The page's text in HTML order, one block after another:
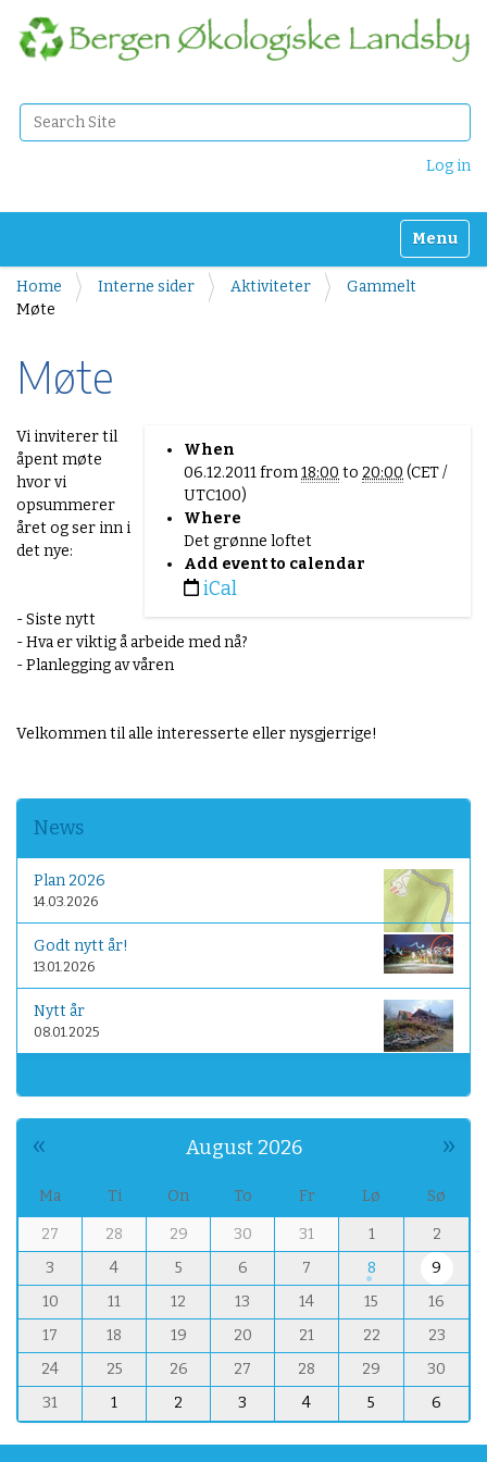
Search Site
Log in
Toggle
Home Interne sider Aktiviteter
Gammelt
Møte
Møte
h
t
t
p
s
:
w
w
w
e
e
i
e
a
n
n
o
l
i
n
When
06.12.2011from18:00 to 20:00 (CET /
UTC100)
Where
Det grønne loftet
Add event to calendar
iCal
Vi inviterer til
åpent møte
hvor vi
opsummerer
året og ser inn i
det nye:
- Siste nytt
- Hva er viktig å arbeide med nå?
- Planlegging av våren
Velkommen til alle interesserte eller nysgjerrige!
News
Plan 2026
14.03.2026
Godt nytt år!
13.01.2026
Nytt år
08.01.2025
« August 2026 »
o
h
Ma Ti On To Fr Lø Sø
27 28 29 30 31 1
2
3
4 5 6 7 8
9
10
11 12 13 14 15
16
17
18 19 20 21 22
23
24
25 26 27 28 29
30
31
1 2 3 4 5 6